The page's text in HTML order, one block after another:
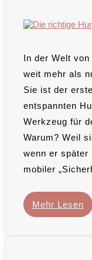
In der Welt von
weit mehr als
Sie ist der
entspannten
Werkzeug für
Warum? Weil
wenn er später
mobiler
Mehr Lesen